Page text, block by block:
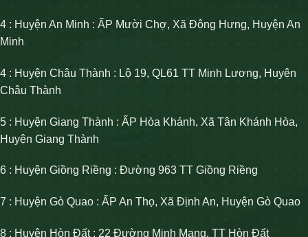
4 : Huyện An Minh : ẤP Mười Chợ, Xã Đông Hưng, Huyện An
Minh
4 : Huyện Châu Thành : Lộ 19, QL61 TT Minh Lương, Huyện
Châu Thành
5 : Huyện Giang Thành : ẤP Hòa Khánh, Xã Tân Khánh Hòa,
Huyện Giang Thành
6 : Huyện Giồng Riềng : Đường 963 TT Giồng Riềng
7 : Huyện Gò Quao : ẤP An Thọ, Xã Định An, Huyện Gò Quao
8 : Huyện Hòn Đất : 22 Đường Minh Mạng, TT Hòn Đất